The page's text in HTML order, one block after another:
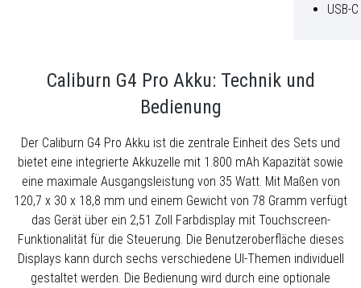
USB-
Caliburn G4 Pro Akku: Technik und
Bedienung
Der Caliburn G4 Pro Akku ist die zentrale Einheit des Sets und
bietet eine integrierte Akkuzelle mit 1.800 mAh Kapazität sowie
eine maximale Ausgangsleistung von 35 Watt. Mit Maßen von
120,7 x 30 x 18,8 mm und einem Gewicht von 78 Gramm verfügt
das Gerät über ein 2,51 Zoll Farbdisplay mit Touchscreen-
Funktionalität für die Steuerung. Die Benutzeroberfläche dieses
Displays kann durch sechs verschiedene UI-Themen individuell
gestaltet werden. Die Bedienung wird durch eine optionale